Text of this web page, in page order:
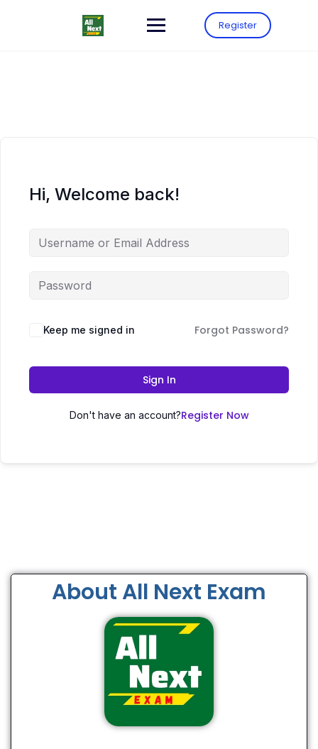
Register
Hi, Welcome back!
Keep me signed in Forgot Password?
Sign In
Don't have an account?Register Now
About All Next Exam